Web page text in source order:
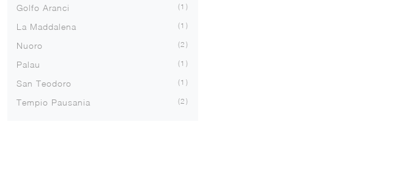
Golfo Aranci 1
La Maddalena 1
Nuoro 2
Palau 1
San Teodoro 1
Tempio Pausania 2